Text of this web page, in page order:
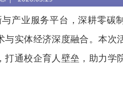
产业服务平台，深耕零碳
实体经济深度融合。本次
通校企育人壁垒，助力学